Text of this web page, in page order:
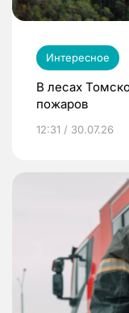
Интересное
В лесах
пожаров
12:31 / 30.07.26